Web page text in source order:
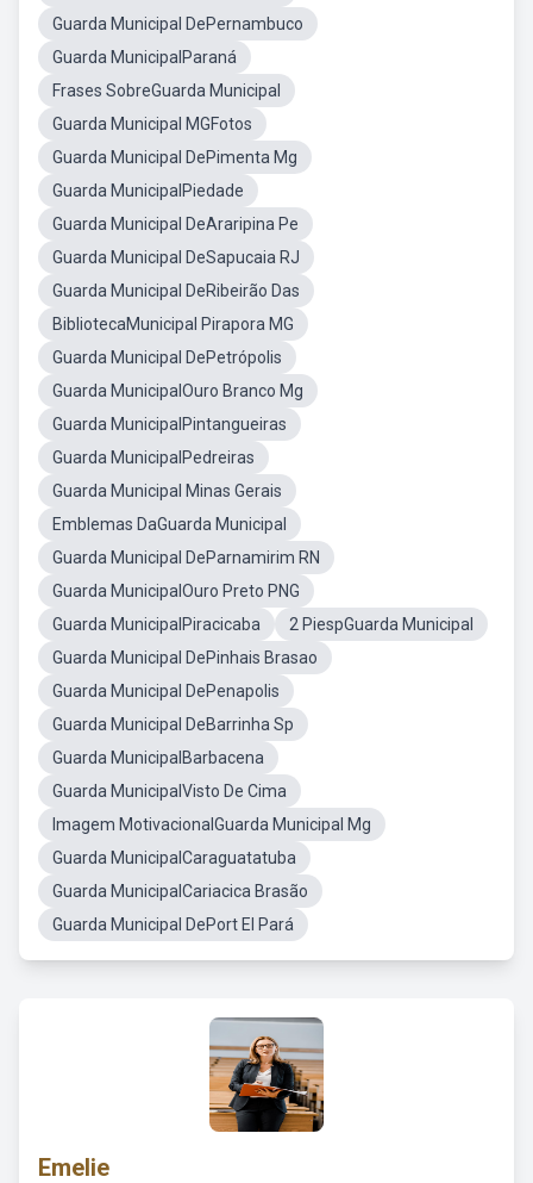
Guarda Municipal DePernambuco
Guarda MunicipalParaná
Frases SobreGuarda Municipal
Guarda Municipal MGFotos
Guarda Municipal DePimenta Mg
Guarda MunicipalPiedade
Guarda Municipal DeAraripina Pe
Guarda Municipal DeSapucaia RJ
Guarda Municipal DeRibeirão Das
BibliotecaMunicipal Pirapora MG
Guarda Municipal DePetrópolis
Guarda MunicipalOuro Branco Mg
Guarda MunicipalPintangueiras
Guarda MunicipalPedreiras
Guarda Municipal Minas Gerais
Emblemas DaGuarda Municipal
Guarda Municipal DeParnamirim RN
Guarda MunicipalOuro Preto PNG
Guarda MunicipalPiracicaba
2 PiespGuarda Municipal
Guarda Municipal DePinhais Brasao
Guarda Municipal DePenapolis
Guarda Municipal DeBarrinha Sp
Guarda MunicipalBarbacena
Guarda MunicipalVisto De Cima
Imagem MotivacionalGuarda Municipal Mg
Guarda MunicipalCaraguatatuba
Guarda MunicipalCariacica Brasão
Guarda Municipal DePort El Pará
Emelie